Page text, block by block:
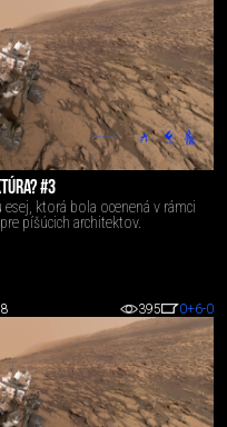
#3
ktorá bola ocenená v rámci
píšúcich architektov.
395 0+6-0